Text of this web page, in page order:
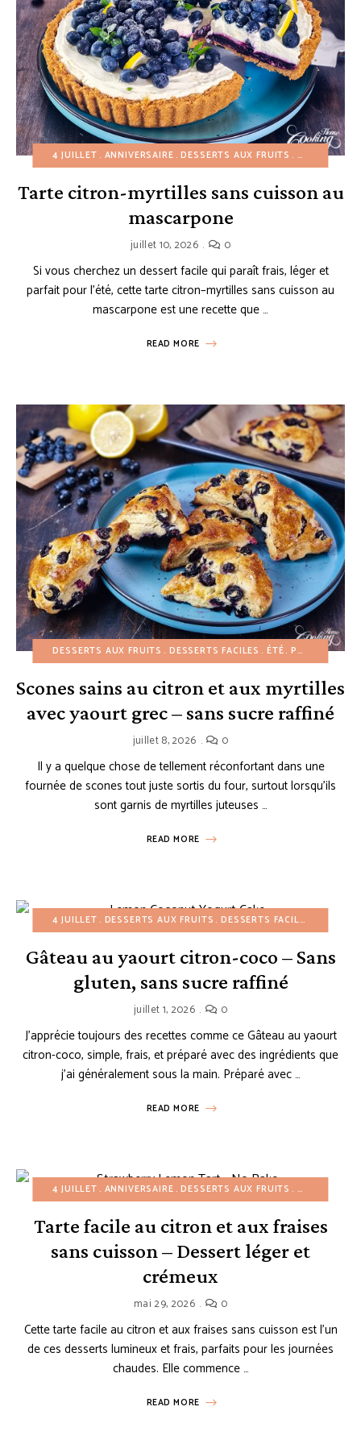
4 JUILLET ANNIVERSAIRE DESSERTS AUX FRUITS DESSERTS
Tarte citron-myrtilles sans cuisson au
mascarpone
juillet 10, 2026 0
Si vous cherchez un dessert facile qui paraît frais, léger et
parfait pour l’été, cette tarte citron–myrtilles sans cuisson au
mascarpone est une recette que …
READ MORE
DESSERTS AUX FRUITS DESSERTS FACILES ÉTÉ PÂTISSERIES
Scones sains au citron et aux myrtilles
avec yaourt grec – sans sucre raffiné
juillet 8, 2026 0
Il y a quelque chose de tellement réconfortant dans une
fournée de scones tout juste sortis du four, surtout lorsqu’ils
sont garnis de myrtilles juteuses …
READ MORE
4 JUILLET DESSERTS AUX FRUITS DESSERTS FACILES
Gâteau au yaourt citron-coco – Sans
gluten, sans sucre raffiné
juillet 1, 2026 0
J’apprécie toujours des recettes comme ce Gâteau au yaourt
citron-coco, simple, frais, et préparé avec des ingrédients que
j’ai généralement sous la main. Préparé avec …
READ MORE
4 JUILLET ANNIVERSAIRE DESSERTS AUX FRUITS DESSERTS
Tarte facile au citron et aux fraises
sans cuisson – Dessert léger et
crémeux
mai 29, 2026 0
Cette tarte facile au citron et aux fraises sans cuisson est l’un
de ces desserts lumineux et frais, parfaits pour les journées
chaudes. Elle commence …
READ MORE